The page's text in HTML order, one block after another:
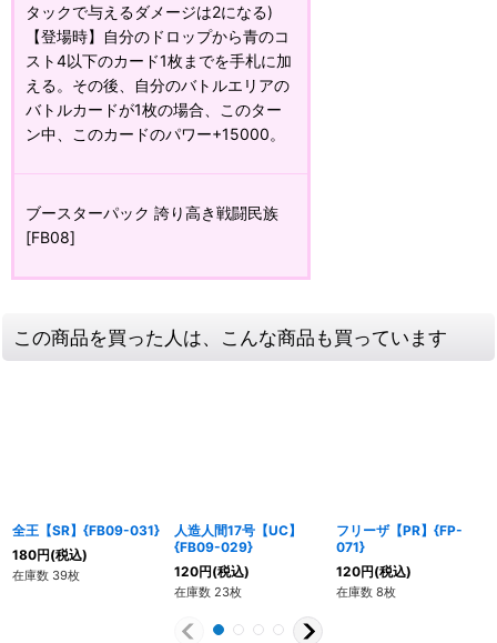
タックで与えるダメージは2になる)
【登場時】自分のドロップから青のコ
スト4以下のカード1枚までを手札に加
える。その後、自分のバトルエリアの
バトルカードが1枚の場合、このター
ン中、このカードのパワー+15000。
ブースターパック 誇り高き戦闘民族
[FB08]
この商品を買った人は、こんな商品も買っています
全王【SR】{FB09-031}
180円(税込)
在庫数 39枚
人造人間17号【UC】
{FB09-029}
120円(税込)
在庫数 23枚
フリーザ【PR】{FP-
071}
120円(税込)
在庫数 8枚